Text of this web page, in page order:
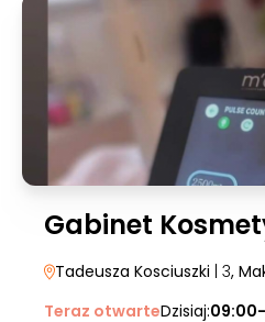
Gabinet
Tadeusza Kosciuszki | 3,
Teraz otwarteDzisiaj: